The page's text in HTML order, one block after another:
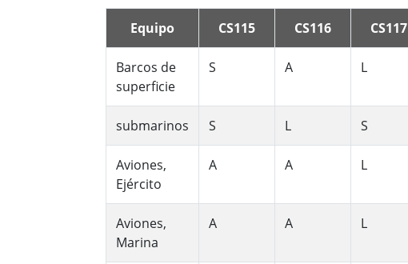
Equipo CS115 CS116 CS117
Barcos de
superficie
S A L
submarinos S L S
Aviones,
Ejército
A A L
Aviones,
Marina
A A L